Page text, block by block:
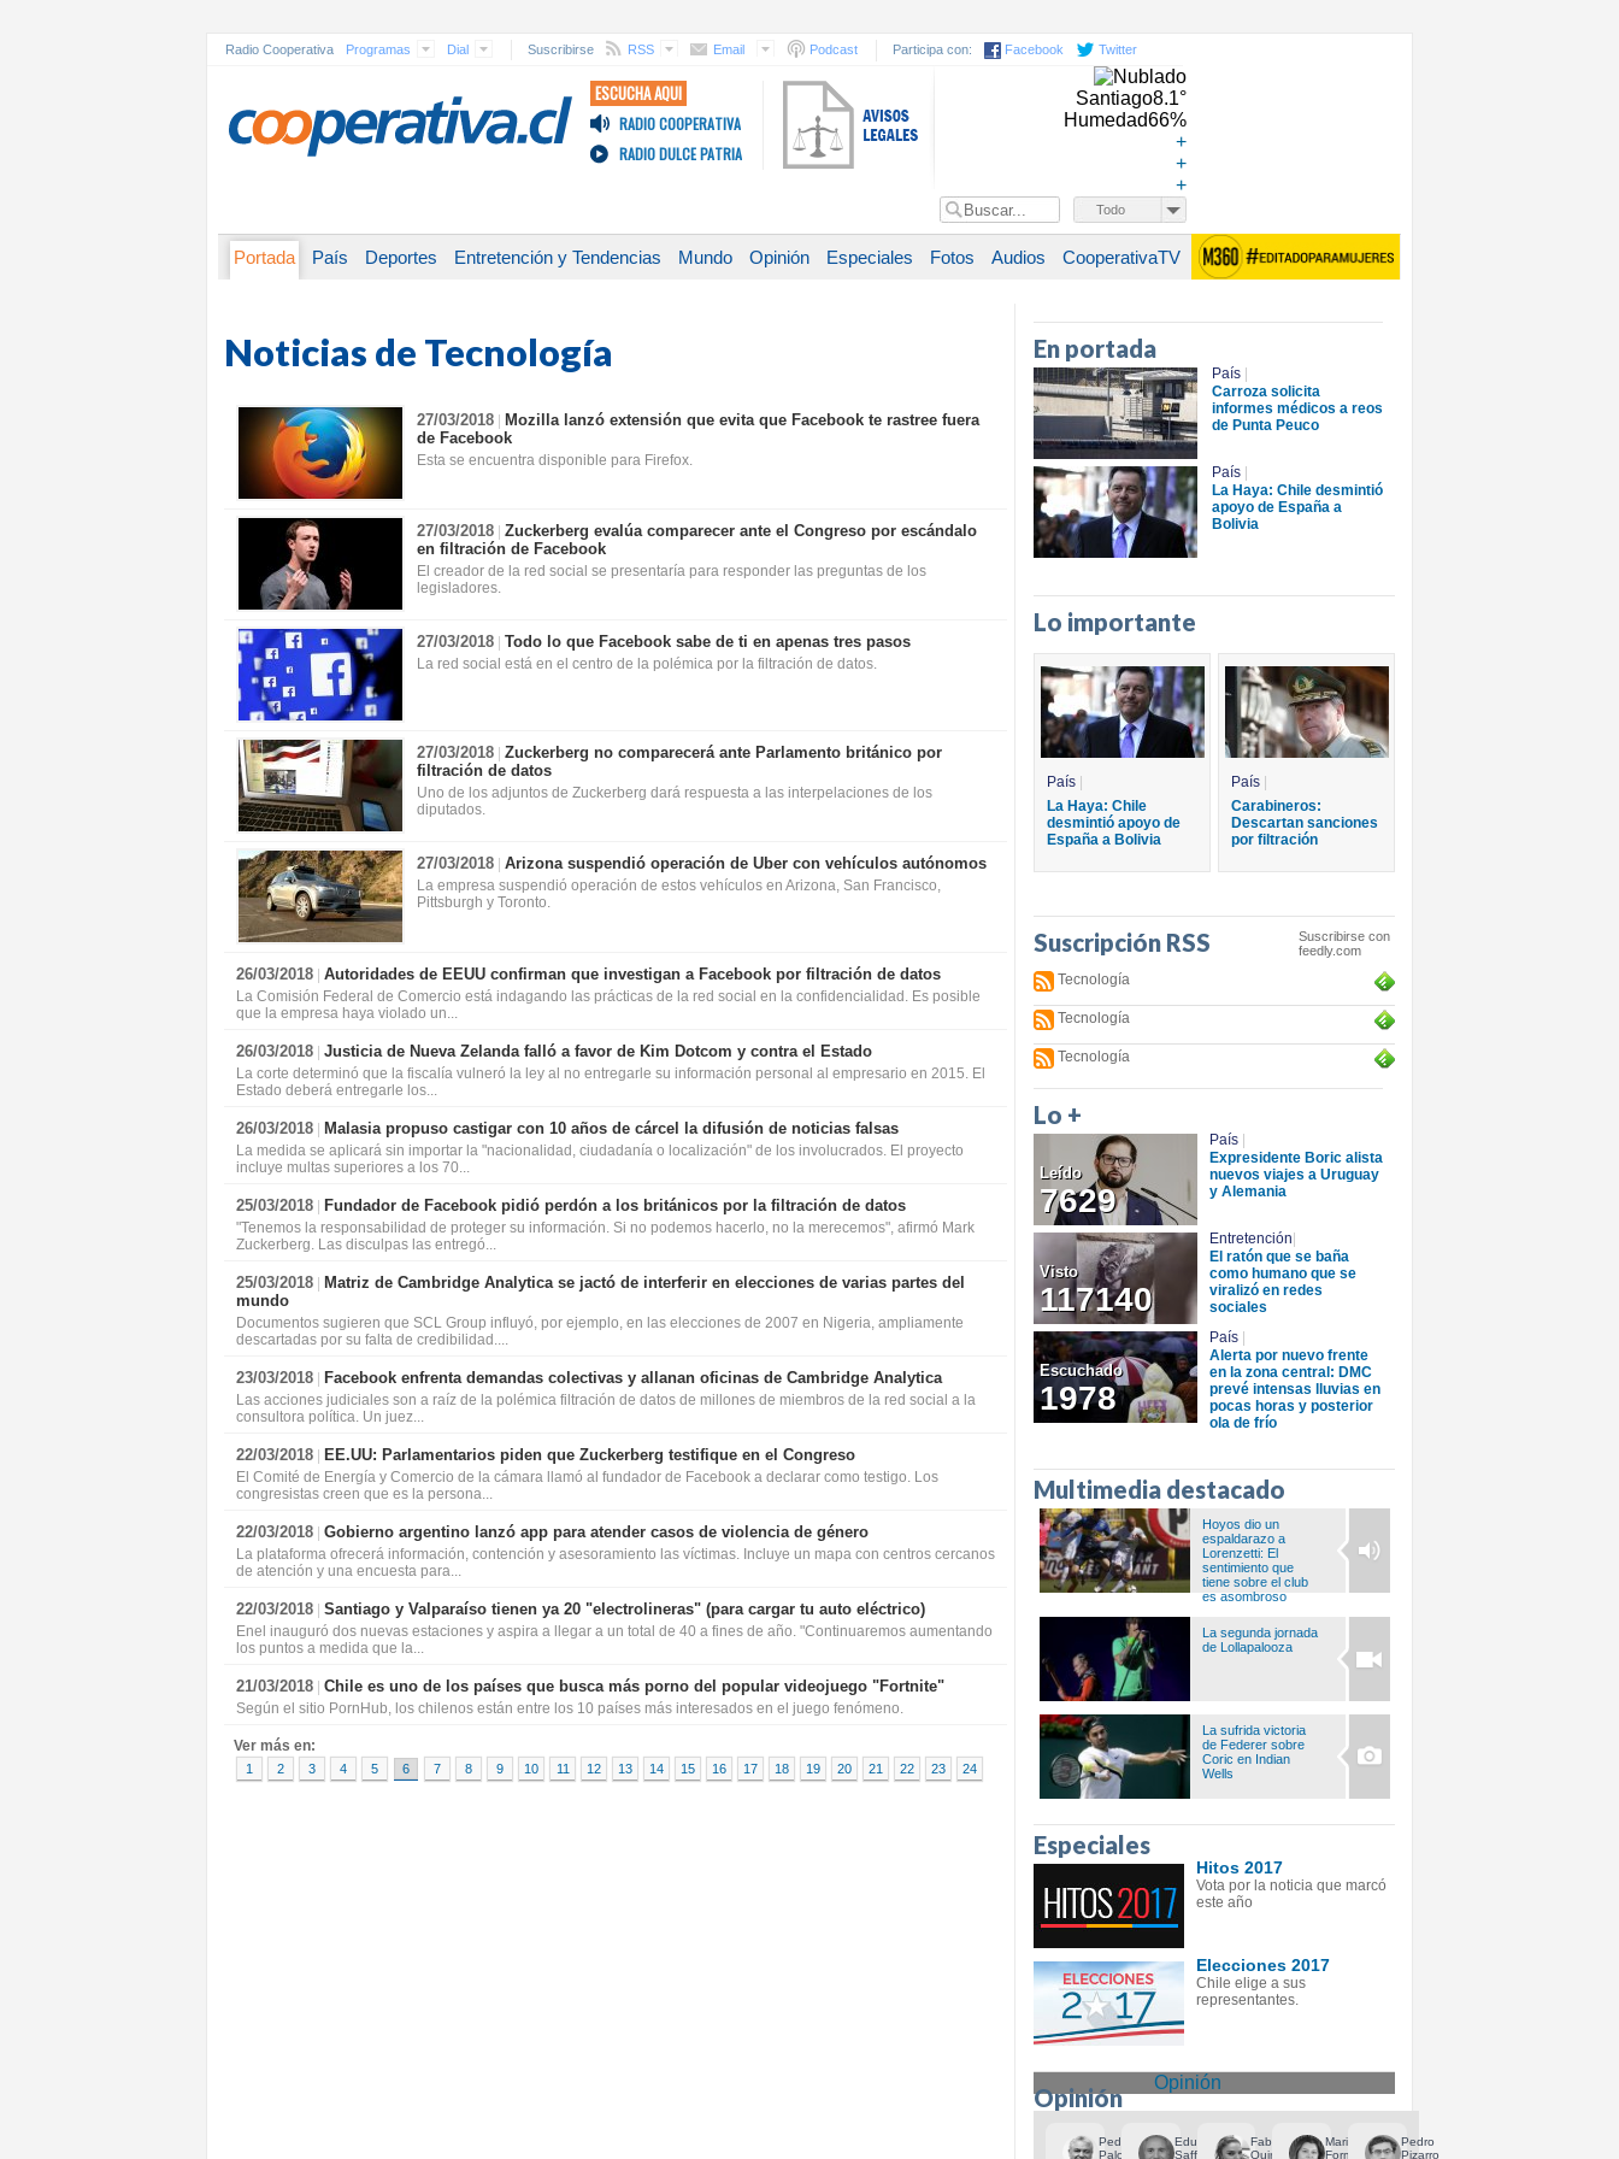
Radio Cooperativa Programas Dial Suscribirse RSS Email Podcast Participa con: Facebook Twitter
ESCUCHA AQUI
RADIO COOPERATIVA
RADIO DULCE PATRIA
Santiago8.1°
Humedad66%
+
+
+
Todo
Portada País Deportes Entretención y Tendencias Mundo Opinión Especiales Fotos Audios CooperativaTV
Noticias de Tecnología
27/03/2018
Mozilla lanzó extensión que evita que Facebook te rastree fuera
de Facebook
Esta se encuentra disponible para Firefox.
27/03/2018 Zuckerberg evalúa comparecer ante el Congreso por escándalo
en filtración de Facebook
El creador de la red social se presentaría para responder las preguntas de los
legisladores.
27/03/2018 Todo lo que Facebook sabe de ti en apenas tres pasos
La red social está en el centro de la polémica por la filtración de datos.
27/03/2018 Zuckerberg no comparecerá ante Parlamento británico por
filtración de datos
Uno de los adjuntos de Zuckerberg dará respuesta a las interpelaciones de los
diputados.
27/03/2018 Arizona suspendió operación de Uber con vehículos autónomos
La empresa suspendió operación de estos vehículos en Arizona, San Francisco,
Pittsburgh y Toronto.
26/03/2018 Autoridades de EEUU confirman que investigan a Facebook por filtración de datos
La Comisión Federal de Comercio está indagando las prácticas de la red social en la confidencialidad. Es posible
que la empresa haya violado un...
26/03/2018 Justicia de Nueva Zelanda falló a favor de Kim Dotcom y contra el Estado
La corte determinó que la fiscalía vulneró la ley al no entregarle su información personal al empresario en 2015. El
Estado deberá entregarle los...
26/03/2018 Malasia propuso castigar con 10 años de cárcel la difusión de noticias falsas
La medida se aplicará sin importar la "nacionalidad, ciudadanía o localización" de los involucrados. El proyecto
incluye multas superiores a los 70...
25/03/2018 Fundador de Facebook pidió perdón a los británicos por la filtración de datos
"Tenemos la responsabilidad de proteger su información. Si no podemos hacerlo, no la merecemos", afirmó Mark
Zuckerberg. Las disculpas las entregó...
25/03/2018
Matriz de Cambridge Analytica se jactó de interferir en elecciones de varias partes del
mundo
Documentos sugieren que SCL Group influyó, por ejemplo, en las elecciones de 2007 en Nigeria, ampliamente
descartadas por su falta de credibilidad....
23/03/2018 Facebook enfrenta demandas colectivas y allanan oficinas de Cambridge Analytica
Las acciones judiciales son a raíz de la polémica filtración de datos de millones de miembros de la red social a la
consultora política. Un juez...
22/03/2018 EE.UU: Parlamentarios piden que Zuckerberg testifique en el Congreso
El Comité de Energía y Comercio de la cámara llamó al fundador de Facebook a declarar como testigo. Los
congresistas creen que es la persona...
22/03/2018 Gobierno argentino lanzó app para atender casos de violencia de género
La plataforma ofrecerá información, contención y asesoramiento las víctimas. Incluye un mapa con centros cercanos
de atención y una encuesta para...
22/03/2018 Santiago y Valparaíso tienen ya 20 "electrolineras" (para cargar tu auto eléctrico)
Enel inauguró dos nuevas estaciones y aspira a llegar a un total de 40 a fines de año. "Continuaremos aumentando
los puntos a medida que la...
21/03/2018 Chile es uno de los países que busca más porno del popular videojuego "Fortnite"
Según el sitio PornHub, los chilenos están entre los 10 países más interesados en el juego fenómeno.
Ver más en:
1 2 3 4 5 6 7 8 9 10 11 12 13 14 15 16 17 18 19 20 21 22 23 24
En portada
País
Carroza solicita
informes médicos a reos
de Punta Peuco
País
La Haya: Chile desmintió
apoyo de España a
Bolivia
Lo importante
País
La Haya: Chile
desmintió apoyo de
España a Bolivia
País
Carabineros:
Descartan sanciones
por filtración
Suscripción RSS
Suscribirse con
feedly.com
Tecnología
Tecnología
Tecnología
Lo +
Leído
7629
País
Expresidente Boric alista
nuevos viajes a Uruguay
y Alemania
Visto
117140
Entretención
El ratón que se baña
como humano que se
viralizó en redes
sociales
Escuchado
1978
País
Alerta por nuevo frente
en la zona central: DMC
prevé intensas lluvias en
pocas horas y posterior
ola de frío
Multimedia destacado
Hoyos dio un
espaldarazo a
Lorenzetti: El
sentimiento que
tiene sobre el club
es asombroso
La segunda jornada
de Lollapalooza
La sufrida victoria
de Federer sobre
Coric en Indian
Wells
Especiales
Hitos 2017
Vota por la noticia que marcó
este año
Elecciones 2017
Chile elige a sus
representantes.
Opinión
Opinión
Pedro
Palominos
Eduardo
Saffirio
Fabiola
Quiroga
Mariela
Formas
Pedro
Pizarro